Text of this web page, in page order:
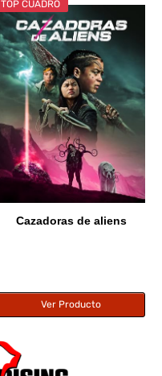
TOP CUADRO
Cazadoras de aliens
Ver Producto